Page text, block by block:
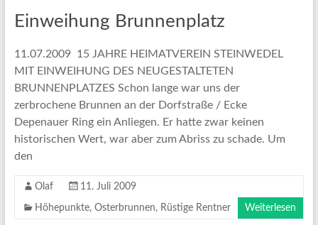
Einweihung Brunnenplatz
11.07.2009 15 JAHRE HEIMATVEREIN STEINWEDEL
MIT EINWEIHUNG DES NEUGESTALTETEN
BRUNNENPLATZES Schon lange war uns der
zerbrochene Brunnen an der Dorfstraße / Ecke
Depenauer Ring ein Anliegen. Er hatte zwar keinen
historischen Wert, war aber zum Abriss zu schade. Um
den
Olaf 11. Juli 2009
Höhepunkte, Osterbrunnen, Rüstige Rentner Weiterlesen